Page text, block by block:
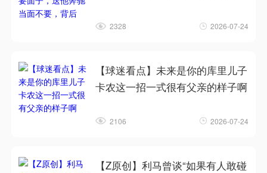
2328 2026-07-24
【球迷看点】未来是你的库里儿子
卡农这一招一式很有父亲的样子啊
2106 2026-07-24
【Z原创】利马曾谈“如果有人敢碰